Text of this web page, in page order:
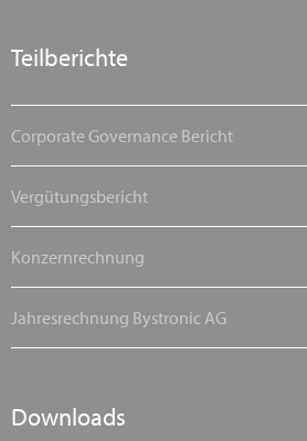
Teilberichte
Corporate Governance Bericht
Vergütungsbericht
Konzernrechnung
Jahresrechnung Bystronic AG
Downloads